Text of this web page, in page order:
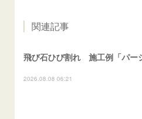
関連記事
2026.08.08 06:21